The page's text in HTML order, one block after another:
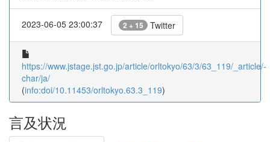
2023-06-05 23:00:37 2 + 15 Twitter
https://www.jstage.jst.go.jp/article/orltokyo/63/3/63_119/_article/-
char/ja/
(info:doi/10.11453/orltokyo.63.3_119)
言及状況